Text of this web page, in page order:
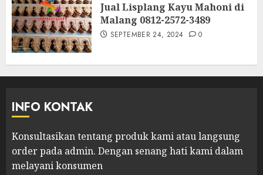
Jual Lisplang Kayu Mahoni di
Malang 0812-2572-3489
SEPTEMBER 24, 2024 0
INFO KONTAK
Konsultasikan tentang produk kami atau langsung
order pada admin. Dengan senang hati kami dalam
melayani konsumen